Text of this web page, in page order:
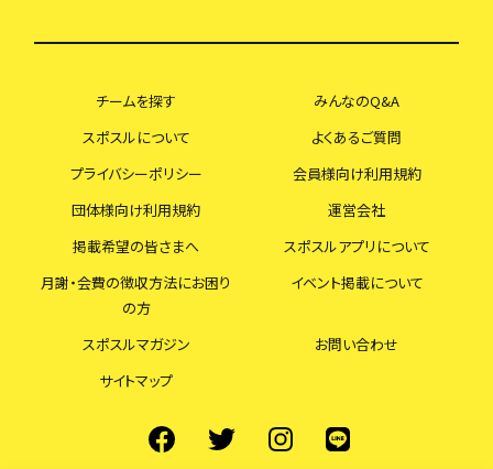
チームを探す
みんなのQ&A
スポスルについて
よくあるご質問
プライバシーポリシー
会員様向け利用規約
団体様向け利用規約
運営会社
掲載希望の皆さまへ
スポスルアプリについて
月謝・会費の徴収方法にお困り
の方
イベント掲載について
スポスルマガジン
お問い合わせ
サイトマップ